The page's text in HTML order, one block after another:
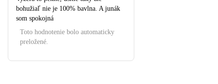
bohužiaľ nie je 100% bavlna. A junák
som spokojná
Toto hodnotenie bolo automaticky
preložené.